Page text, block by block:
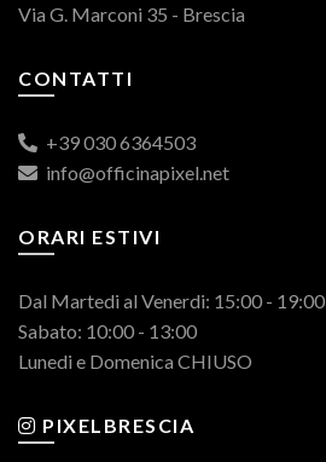
Via G. Marconi 35 - Brescia
CONTATTI
+39 030 6364503
info@officinapixel.net
ORARI ESTIVI
Dal Martedi al Venerdi: 15:00 - 19:00
Sabato: 10:00 - 13:00
Lunedi e Domenica CHIUSO
PIXELBRESCIA